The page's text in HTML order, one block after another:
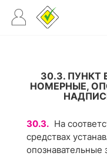
30.3. ПУНКТ
НОМЕРНЫЕ,
30.3. На
средствах
опознавательные